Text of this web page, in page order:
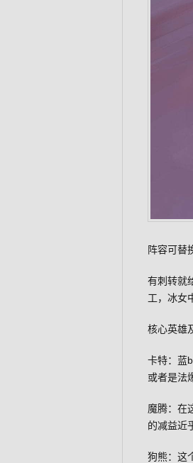
阵容可替
有刺转就
工，冰女
核心英雄
卡特：蓝
或者是法
魔腾：在
的减益近
狗熊：这